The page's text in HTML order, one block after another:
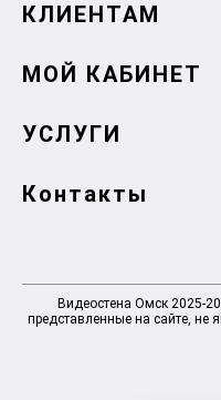
КЛИЕНТАМ
МОЙ КАБИНЕТ
УСЛУГИ
Контакты
Видеостена Омск 2025-
представленные на сайте, не